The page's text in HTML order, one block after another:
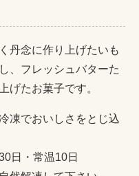
丹念に作り上げたいも
、フレッシュバターた
げたお菓子です。
凍でおいしさをとじ込
日・常温10日